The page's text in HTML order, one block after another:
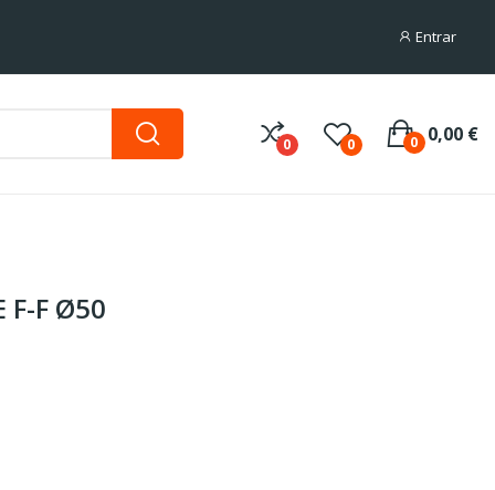
Entrar
0 0 0,00 €
0
F-F Ø50